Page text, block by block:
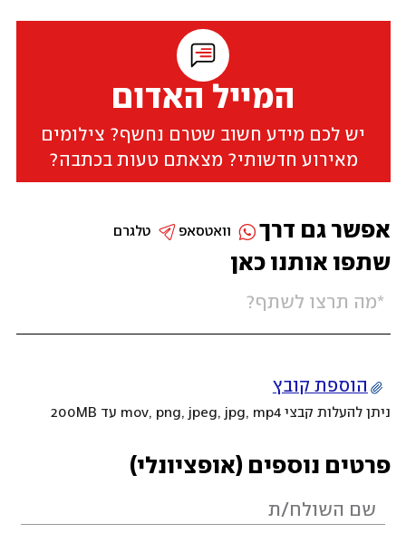
המייל האדום
יש לכם מידע חשוב שטרם נחשף? צילומים
מאירוע חדשותי? מצאתם טעות בכתבה?
שתפו אותנו כאן
הוספת קובץ
ניתן להעלות קבצי mov, png, jpeg, jpg, mp4 עד 200MB
פרטים נוספים (אופציונלי)
אפשר גם דרך טלגרם וואטסאפ